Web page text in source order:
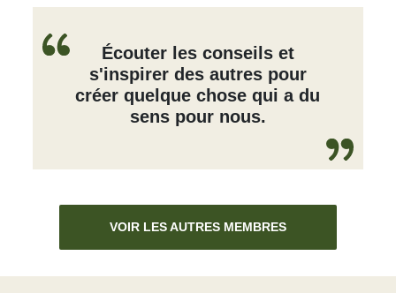
Écouter les conseils et
s'inspirer des autres pour
créer quelque chose qui a du
sens pour nous.
VOIR LES AUTRES MEMBRES